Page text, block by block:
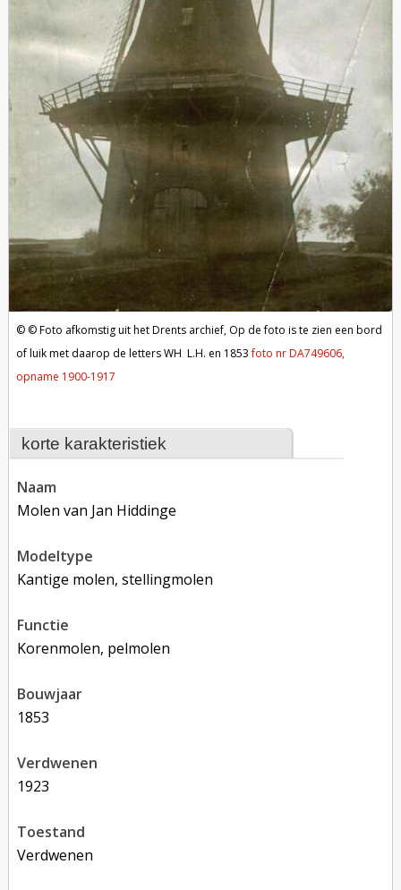
korte karakteristiek
naam
Molen van Jan Hiddinge
modeltype
Kantige molen, stellingmolen
functie
korenmolen, pelmolen
bouwjaar
1853
verdwenen
1923
toestand
verdwenen
Foto afkomstig uit het Drents archief, Op de foto is te zien een bord
of luik met daarop de letters WH L.H. en 1853 foto nr DA749606,
opname 1900-1917